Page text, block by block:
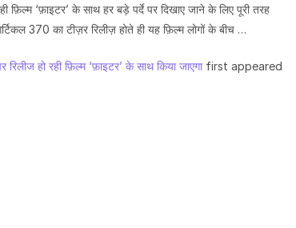
फ़िल्म ‘फ़ाइटर’ के साथ हर बड़े पर्दे पर दिखाए जाने के लिए पूरी तरह
370 का टीज़र रिलीज़ होते ही यह फ़िल्म लोगों के बीच …
हो रही फ़िल्म ‘फ़ाइटर’ के साथ किया जाएगाfirst appeared